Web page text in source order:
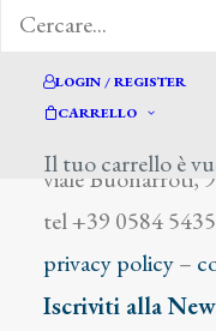
LOGIN / REGISTER
CARRELLO
Il tuo carrello è
viale Buonarroti,
tel +39 0584
privacy policy–
Iscriviti alla